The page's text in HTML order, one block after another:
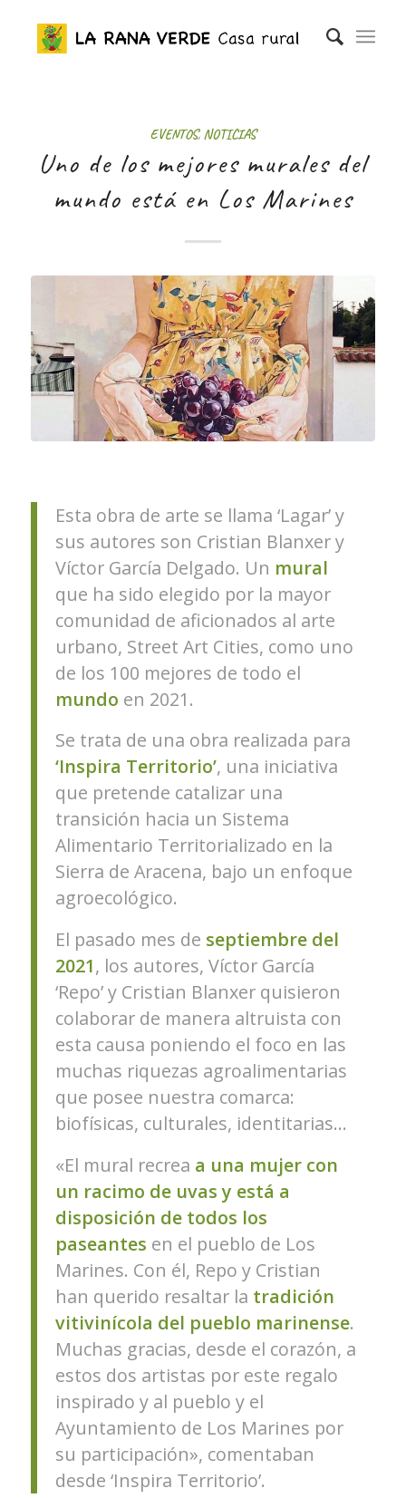
EVENTOS, NOTICIAS
Uno de los mejores murales del
mundo está en Los Marines
Esta obra de arte se llama ‘Lagar’ y
sus autores son Cristian Blanxer y
Víctor García Delgado. Un mural
que ha sido elegido por la mayor
comunidad de aficionados al arte
urbano, Street Art Cities, como uno
de los 100 mejores de todo el
mundo en 2021.
Se trata de una obra realizada para
‘Inspira Territorio’, una iniciativa
que pretende catalizar una
transición hacia un Sistema
Alimentario Territorializado en la
Sierra de Aracena, bajo un enfoque
agroecológico.
El pasado mes de septiembre del
2021, los autores, Víctor García
‘Repo’ y Cristian Blanxer quisieron
colaborar de manera altruista con
esta causa poniendo el foco en las
muchas riquezas agroalimentarias
que posee nuestra comarca:
biofísicas, culturales, identitarias…
«El mural recrea a una mujer con
un racimo de uvas y está a
disposición de todos los
paseantes en el pueblo de Los
Marines. Con él, Repo y Cristian
han querido resaltar la tradición
vitivinícola del pueblo marinense.
Muchas gracias, desde el corazón, a
estos dos artistas por este regalo
inspirado y al pueblo y el
Ayuntamiento de Los Marines por
su participación», comentaban
desde ‘Inspira Territorio’.